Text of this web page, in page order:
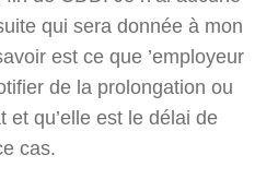
qui sera donnée à mon
est ce que ’employeur
de la prolongation ou
et qu’elle est le délai de
cas.